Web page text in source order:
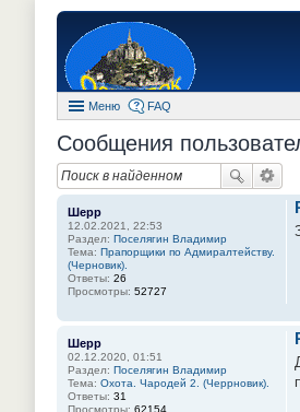
Меню FAQ
Сообщения
Шерр
12.02.2021, 22:53
Раздел: Поселягин Владимир
Тема: Прапорщики по Адмиралтейству.
(Черновик).
Ответы: 26
Просмотры: 52727
Шерр
02.12.2020, 01:51
Раздел: Поселягин Владимир
Тема: Охота. Чародей 2. (Черрновик).
Ответы: 31
Просмотры: 62154